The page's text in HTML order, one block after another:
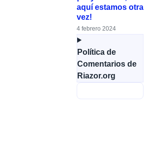
aquí estamos otra
vez!
4 febrero 2024
Política de
Comentarios de
Riazor.org